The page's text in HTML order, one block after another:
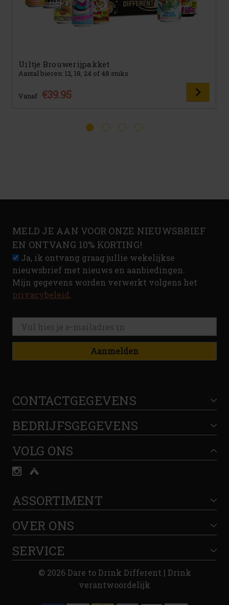
Uiltje Brouwerijpakket
Aantal bieren: 12, 18, 24 of 48 stuks
Vanaf €39.95
MELD JE AAN VOOR ONZE NIEUWSBRIEF
EN ONTVANG 10% KORTING!
Ja, ik ontvang graag jullie wekelijkse
nieuwsbrief met nieuws en aanbiedingen.
Mijn gegevens worden verwerkt volgens het
privacybeleid
Aanmelden
CONTACTGEGEVENS
BEDRIJFSGEGEVENS
VOLG ONS
ASSORTIMENT
OVER ONS
SERVICE
© 2026 Dare to Drink Different | Drink
verantwoordelijk